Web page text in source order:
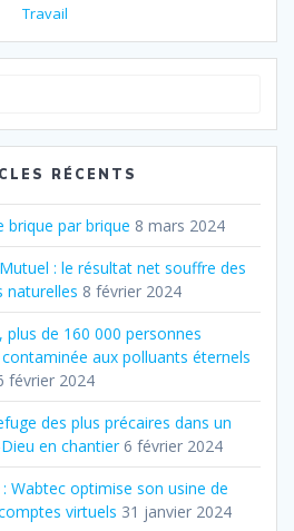
Travail
:
RÉCENTS
brique par brique 8 mars 2024
: le résultat net souffre des
naturelles 8 février 2024
de 160 000 personnes
aux polluants éternels
février 2024
des plus précaires dans un
en chantier 6 février 2024
Wabtec optimise son usine de
virtuels 31 janvier 2024